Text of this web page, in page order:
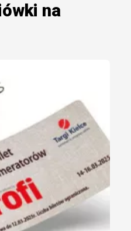
na